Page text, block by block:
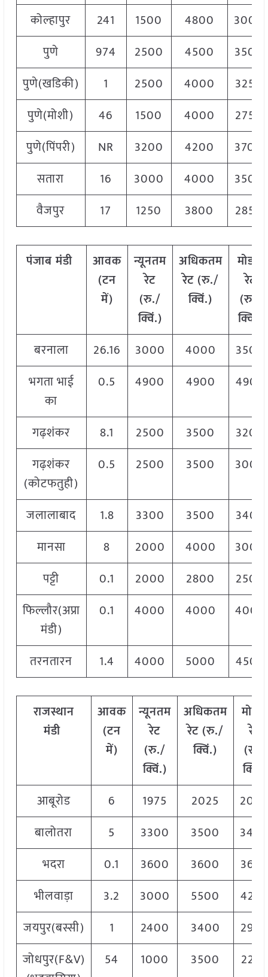
कोल्हापुर
241 1500 4800
3000
पुणे
974 2500 4500
3500
पुणे(खडिकी)
1 2500 4000
3250
पुणे(मोशी)
46 1500 4000
2750
पुणे(पिंपरी)
NR 3200 4200
3700
सतारा
16 3000 4000
3500
वैजपुर
17 1250 3800 2850
पंजाबमंडी
आवक
(टन
में)
न्यूनतम
रेट
(रु./
क्विं.)
अधिकतम
रेट (रु./
क्विं.)
मोडल
रेट
(रु./
क्विं.)
बरनाला
26.16 3000 4000
3500
भगता भाई
का
0.5 4900 4900 4900
गढ़शंकर 8.1 2500 3500
3200
गढ़शंकर
(कोटफतुही)
0.5 2500 3500 3000
जलालाबाद 1.8 3300 3500
3400
मानसा
8 2000 4000
3000
पट्टी
0.1 2000 2800
2500
फिल्लौर(अप्रा
मंडी)
0.1 4000 4000 4000
तरनतारन 1.4 4000 5000 4500
राजस्थान
मंडी
आवक
(टन
में)
न्यूनतम
रेट
(रु./
क्विं.)
अधिकतम
रेट (रु./
क्विं.)
मोडल
रेट
(रु./
क्विं.)
आबूरोड
6 1975 2025
बालोतरा
5 3300 3500
भदरा
0.1 3600 3600
भीलवाड़ा
3.2 3000 5500
जयपुर(बस्सी)
1 2400 3400
जोधपुर(F&V)
54 1000 3500 2250